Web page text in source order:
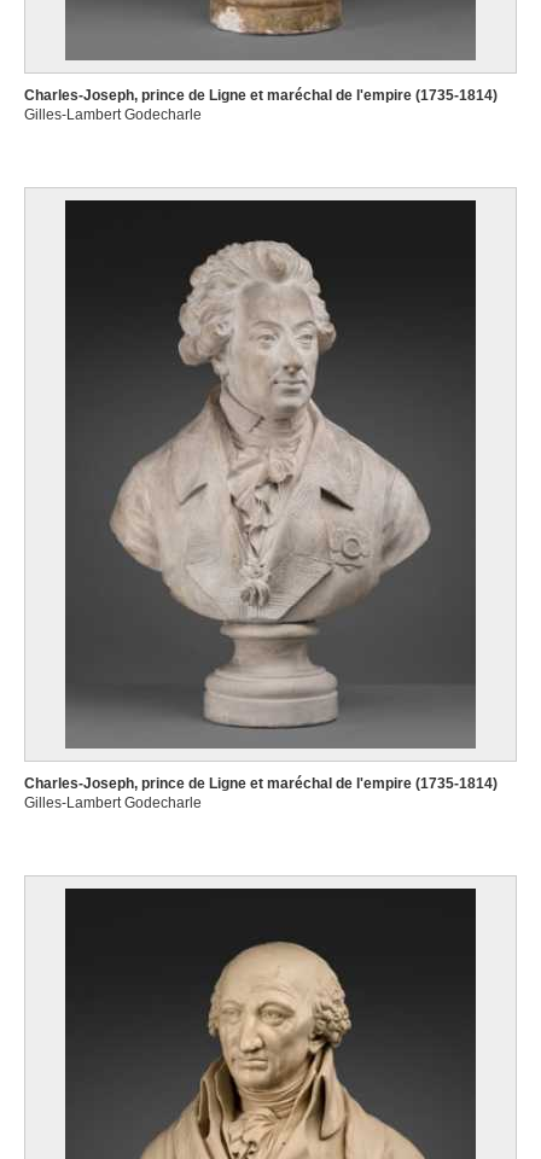
Charles-Joseph, prince de Ligne et maréchal de l'empire (1735-1814)
Gilles-Lambert Godecharle
Charles-Joseph, prince de Ligne et maréchal de l'empire (1735-1814)
Gilles-Lambert Godecharle